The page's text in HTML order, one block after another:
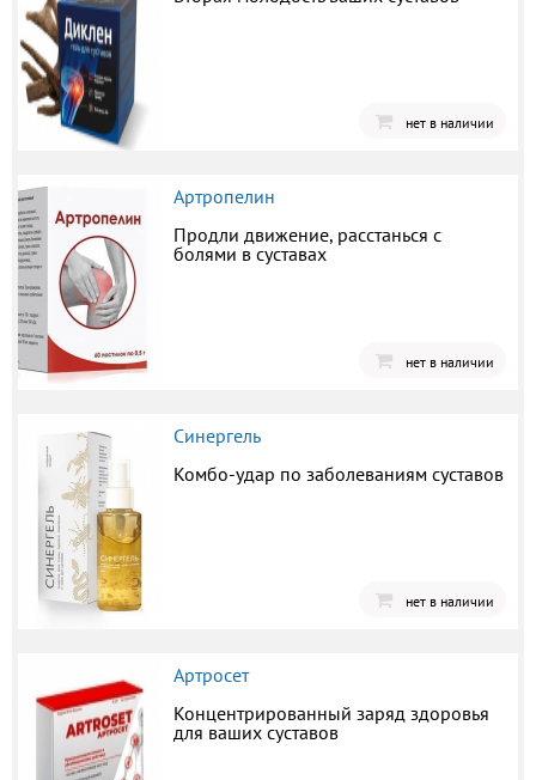
нет в наличии
Артропелин
Продли движение, расстанься с
болями в суставах
нет в наличии
Синергель
Комбо-удар по заболеваниям суставов
нет в наличии
Артросет
Концентрированный заряд здоровья
для ваших суставов